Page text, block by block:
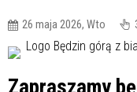
26 maja 2026, Wto